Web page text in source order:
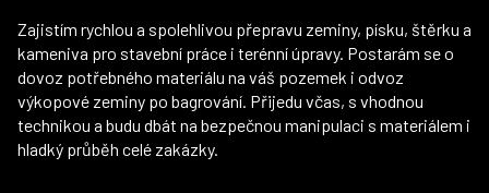
Zajistím rychlou a spolehlivou přepravu zeminy, písku, štěrku a
kameniva pro stavební práce i terénní úpravy. Postarám se o
dovoz potřebného materiálu na váš pozemek i odvoz
výkopové zeminy po bagrování. Přijedu včas, s vhodnou
technikou a budu dbát na bezpečnou manipulaci s materiálem i
hladký průběh celé zakázky.